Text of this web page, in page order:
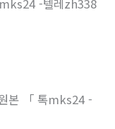
-텔레zh338
본 「 톡mks24 -